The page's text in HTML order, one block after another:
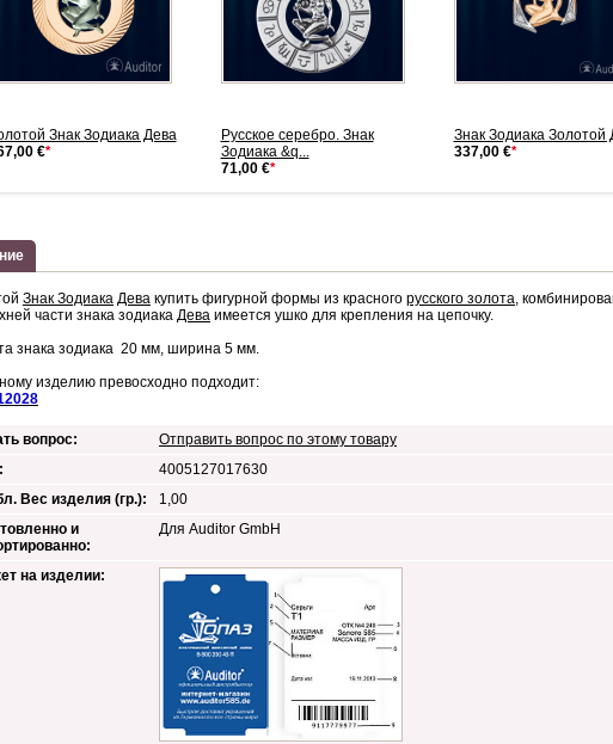
Знак Зодиака Дева
€*
Русское серебро. Знак
Зодиака &q...
71,00 €*
Знак Зодиака Золотой
337,00 €*
Знак Зодиака Дева купить фигурной формы из красного русского золота,
части знака зодиака Дева имеется ушко для крепления на цепочку.
знака зодиака 20 мм, ширина 5 мм.
изделию превосходно подходит:
вопрос:
Отправить вопрос по этому товару
4005127017630
Вес изделия (гр.):
1,00
и
Для Auditor GmbH
на изделии: